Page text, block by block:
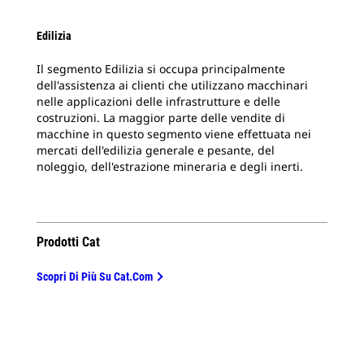
Edilizia
Il segmento Edilizia si occupa principalmente
dell'assistenza ai clienti che utilizzano macchinari
nelle applicazioni delle infrastrutture e delle
costruzioni. La maggior parte delle vendite di
macchine in questo segmento viene effettuata nei
mercati dell'edilizia generale e pesante, del
noleggio, dell'estrazione mineraria e degli inerti.
Prodotti Cat
Scopri Di Più Su Cat.com